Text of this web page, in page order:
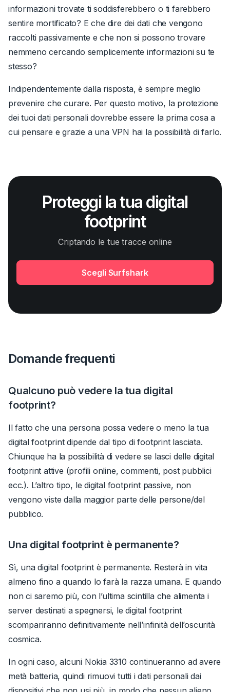
informazioni trovate ti soddisferebbero o ti farebbero
sentire mortificato? E che dire dei dati che vengono
raccolti passivamente e che non si possono trovare
nemmeno cercando semplicemente informazioni su te
stesso?
Indipendentemente dalla risposta, è sempre meglio
prevenire che curare. Per questo motivo, la protezione
dei tuoi dati personali dovrebbe essere la prima cosa a
cui pensare e grazie a una VPN hai la possibilità di farlo.
Proteggi la tua digital
footprint
Criptando le tue tracce online
Scegli Surfshark
Domande frequenti
Qualcuno può vedere la tua digital
footprint?
Il fatto che una persona possa vedere o meno la tua
digital footprint dipende dal tipo di footprint lasciata.
Chiunque ha la possibilità di vedere se lasci delle digital
footprint attive (profili online, commenti, post pubblici
ecc.). L’altro tipo, le digital footprint passive, non
vengono viste dalla maggior parte delle persone/del
pubblico.
Una digital footprint è permanente?
Sì, una digital footprint è permanente. Resterà in vita
almeno fino a quando lo farà la razza umana. E quando
non ci saremo più, con l’ultima scintilla che alimenta i
server destinati a spegnersi, le digital footprint
scompariranno definitivamente nell’infinità dell’oscurità
cosmica.
In ogni caso, alcuni Nokia 3310 continueranno ad avere
metà batteria, quindi rimuovi tutti i dati personali dai